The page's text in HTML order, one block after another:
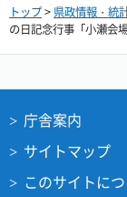
トップ> 県政情報・統
の日記念行事「小瀬会
庁舎案内
サイトマップ
このサイトに